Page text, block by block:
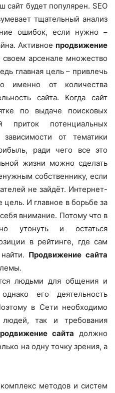
сайт будет популярен. SEO
тщательный анализ
ошибок, если нужно –
Активное продвижение
своем арсенале множество
главная цель – привлечь
именно от количества
сайта. Когда сайт
по выдаче поисковых
приток потенциальных
от тематики
ради чего все это
жизни можно сделать
собственнику, если
не зайдёт. Интернет-
И главное в борьбе за
внимание. Потому что в
утонуть и остаться
в рейтинге, где сам
Продвижение сайта
людьми для общения и
его деятельность
в Сети необходимо
людей, так и требования
сайта должно
на одну точку зрения, а
методов и систем